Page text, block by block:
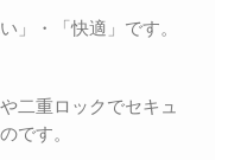
」・「快適」です。
二重ロックでセキュ
です。